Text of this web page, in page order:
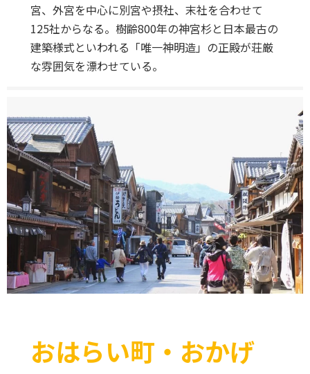
宮、外宮を中心に別宮や摂社、末社を合わせて
125社からなる。樹齢800年の神宮杉と日本最古の
建築様式といわれる「唯一神明造」の正殿が荘厳
な雰囲気を漂わせている。
おはらい町・おかげ